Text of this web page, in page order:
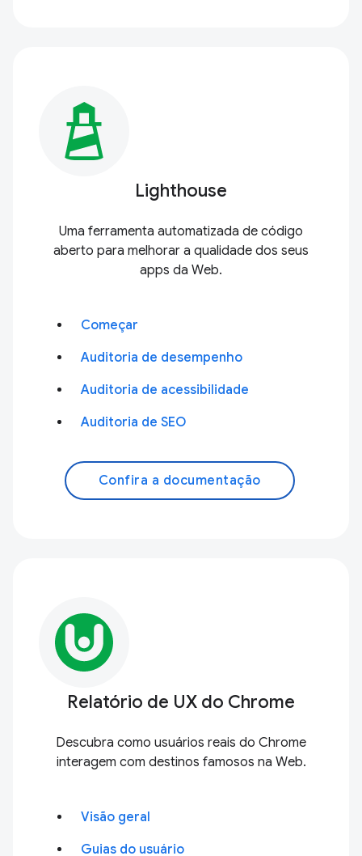
Lighthouse
Uma ferramenta automatizada de código
aberto para melhorar a qualidade dos seus
apps da Web.
Começar
Auditoria de desempenho
Auditoria de acessibilidade
Auditoria de SEO
Confira a documentação
Relatório de UX do Chrome
Descubra como usuários reais do Chrome
interagem com destinos famosos na Web.
Visão geral
Guias do usuário